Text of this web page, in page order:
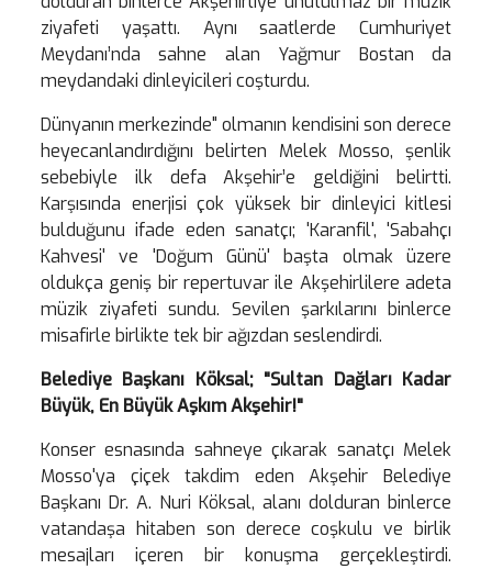
ziyafeti yaşattı. Aynı saatlerde Cumhuriyet
Meydanı’nda sahne alan Yağmur Bostan da
meydandaki dinleyicileri coşturdu.
Dünyanın merkezinde" olmanın kendisini son derece
heyecanlandırdığını belirten Melek Mosso, şenlik
sebebiyle ilk defa Akşehir’e geldiğini belirtti.
Karşısında enerjisi çok yüksek bir dinleyici kitlesi
bulduğunu ifade eden sanatçı; 'Karanfil', 'Sabahçı
Kahvesi' ve 'Doğum Günü' başta olmak üzere
oldukça geniş bir repertuvar ile Akşehirlilere adeta
müzik ziyafeti sundu. Sevilen şarkılarını binlerce
misafirle birlikte tek bir ağızdan seslendirdi.
Belediye Başkanı Köksal; "Sultan Dağları Kadar
Büyük, En Büyük Aşkım Akşehir!"
Konser esnasında sahneye çıkarak sanatçı Melek
Mosso'ya çiçek takdim eden Akşehir Belediye
Başkanı Dr. A. Nuri Köksal, alanı dolduran binlerce
vatandaşa hitaben son derece coşkulu ve birlik
mesajları içeren bir konuşma gerçekleştirdi.